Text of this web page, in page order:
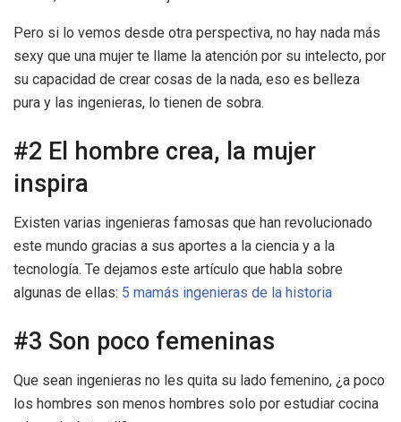
Pero si lo vemos desde otra perspectiva, no hay nada más
sexy que una mujer te llame la atención por su intelecto, por
su capacidad de crear cosas de la nada, eso es belleza
pura y las ingenieras, lo tienen de sobra.
#2 El hombre crea, la mujer
inspira
Existen varias ingenieras famosas que han revolucionado
este mundo gracias a sus aportes a la ciencia y a la
tecnología. Te dejamos este artículo que habla sobre
algunas de ellas: 5 mamás ingenieras de la historia
#3 Son poco femeninas
Que sean ingenieras no les quita su lado femenino, ¿a poco
los hombres son menos hombres solo por estudiar cocina